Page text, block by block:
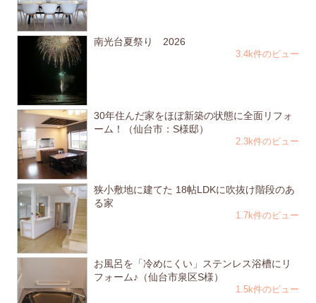
南光台夏祭り 2026
3.4k件のビュー
30年住んだ家をほぼ新築の状態に全面リフォ
ーム！（仙台市：S様邸）
2.3k件のビュー
狭小敷地に建てた 18帖LDKに吹抜け階段のあ
る家
1.7k件のビュー
お風呂を「冷めにくい」ステンレス浴槽にリ
フォーム♪（仙台市泉区S様）
1.5k件のビュー